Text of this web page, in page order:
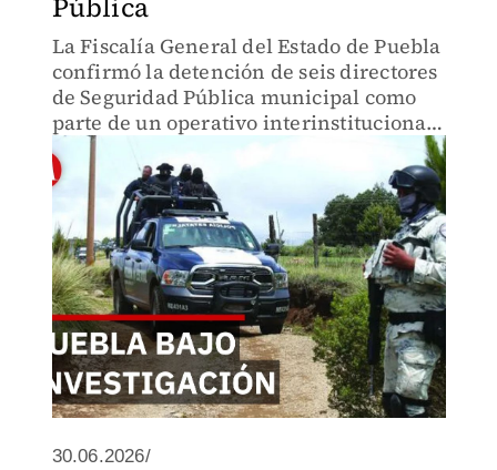
La Fiscalía General del Estado de Puebla
confirmó la detención de seis directores
de Seguridad Pública municipal como
parte de un operativo interinstitucional
realizado en distintas regiones de la
entidad.
30.06.2026/